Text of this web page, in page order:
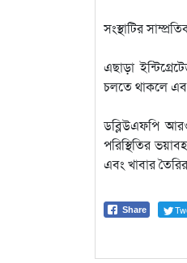
সংস্থাটির
এছাড়া
চলতে থাকলে
ডব্লিউএফপি
পরিস্থিতির
এবং খাবার
Share